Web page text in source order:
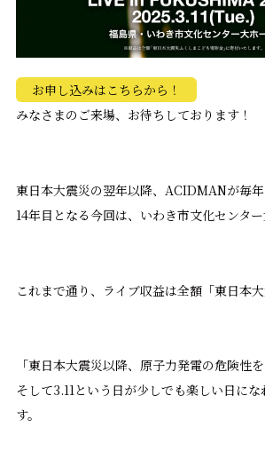
お申し込みはこちらから！
みなさまのご来場、お待ちしております！
東日本大震災の翌年以降、ACIDMANが毎
14年目となる今回は、いわき市文化センター
これまで通り、ライブ収益は全額「東日本
「東日本大震災以降、原子力発電の危険性
そして3.11という日が少しでも楽しい日に
す。